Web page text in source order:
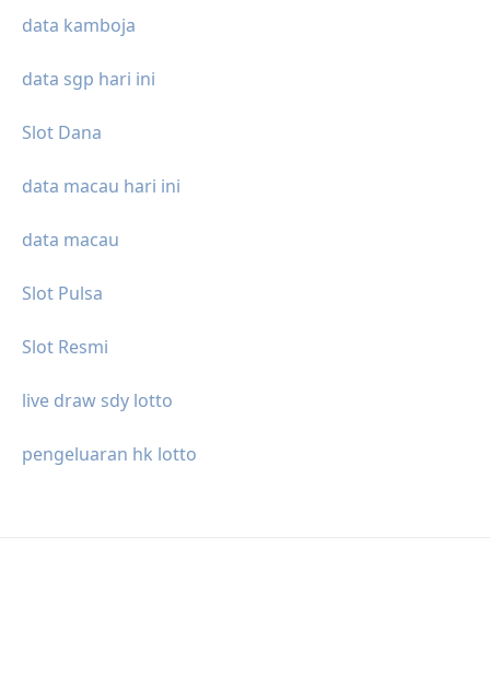
data kamboja
data sgp hari ini
Slot Dana
data macau hari ini
data macau
Slot Pulsa
Slot Resmi
live draw sdy lotto
pengeluaran hk lotto